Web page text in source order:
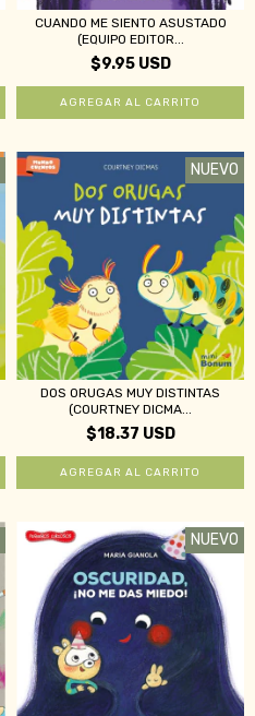
CUANDO ME SIENTO ASUSTADO
(EQUIPO EDITOR...
$9.95 USD
NUEVO
DOS ORUGAS MUY DISTINTAS
(COURTNEY DICMA...
$18.37 USD
NUEVO